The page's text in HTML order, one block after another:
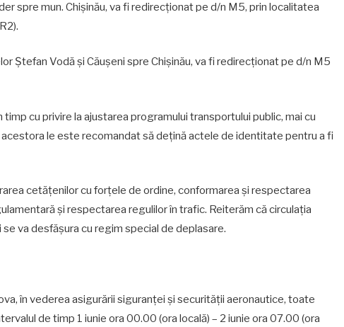
spre mun. Chișinău, va fi redirecționat pe d/n M5, prin localitatea
Ștefan Vodă și Căușeni spre Chișinău, va fi redirecționat pe d/n M5
cu privire la ajustarea programului transportului public, mai cu
le este recomandat să dețină actele de identitate pentru a fi
cetățenilor cu forțele de ordine, conformarea și respectarea
și respectarea regulilor în trafic. Reiterăm că circulația
va desfășura cu regim special de deplasare.
în vederea asigurării siguranței și securității aeronautice, toate
de timp 1 iunie ora 00.00 (ora locală) – 2 iunie ora 07.00 (ora